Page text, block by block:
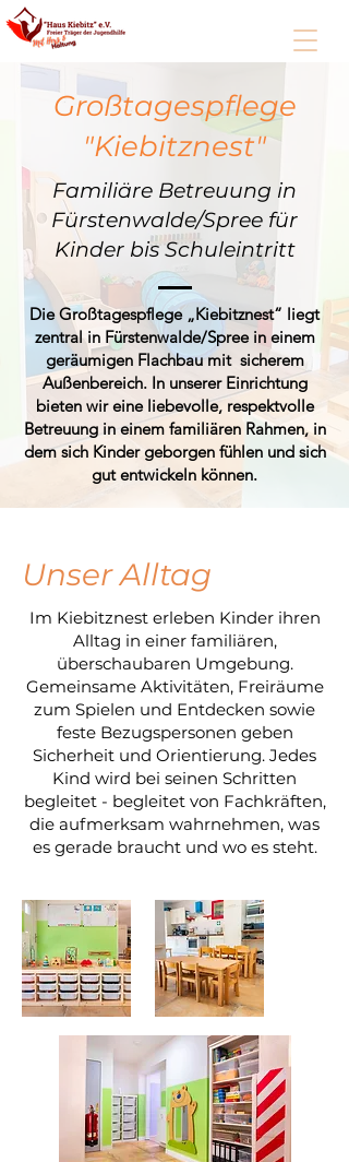
Großtagespflege
"Kiebitznest"
Familiäre Betreuung in
Fürstenwalde/Spree für
Kinder bis Schuleintritt
Die Großtagespflege „Kiebitznest“ liegt
zentral in Fürstenwalde/Spree in einem
geräumigen Flachbau mit sicherem
Außenbereich. In unserer Einrichtung
bieten wir eine liebevolle, respektvolle
Betreuung in einem familiären Rahmen, in
dem sich Kinder geborgen fühlen und sich
gut entwickeln können.
Unser Alltag
Im Kiebitznest erleben Kinder ihren
Alltag in einer familiären,
überschaubaren Umgebung.
Gemeinsame Aktivitäten, Freiräume
zum Spielen und Entdecken sowie
feste Bezugspersonen geben
Sicherheit und Orientierung. Jedes
Kind wird bei seinen Schritten
begleitet - begleitet von Fachkräften,
die aufmerksam wahrnehmen, was
es gerade braucht und wo es steht.